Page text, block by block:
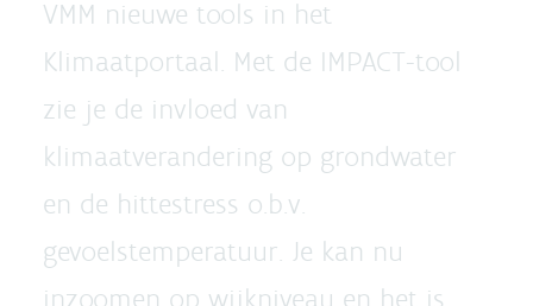
VMM nieuwe tools in het
Klimaatportaal. Met de IMPACT-tool
zie je de invloed van
klimaatverandering op grondwater
en de hittestress o.b.v.
gevoelstemperatuur. Je kan nu
inzoomen op wijkniveau en het is